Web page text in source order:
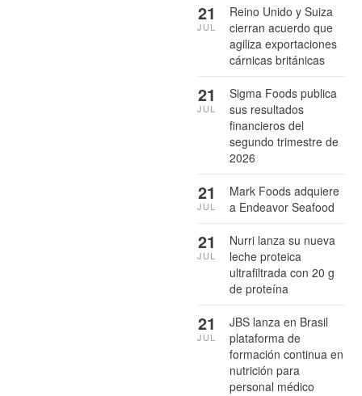
Reino Unido y Suiza
cierran acuerdo que
agiliza exportaciones
cárnicas británicas
21
JUL
Sigma Foods publica
sus resultados
financieros del
segundo trimestre de
2026
21
JUL
Mark Foods adquiere
a Endeavor Seafood
21
JUL
Nurri lanza su nueva
leche proteica
ultrafiltrada con 20 g
de proteína
21
JUL
JBS lanza en Brasil
plataforma de
formación continua en
nutrición para
personal médico
21
JUL